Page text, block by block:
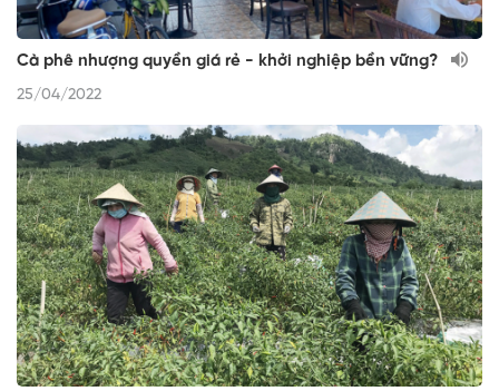
Cà phê nhượng quyền giá rẻ - khởi nghiệp bền vững?
25/04/2022